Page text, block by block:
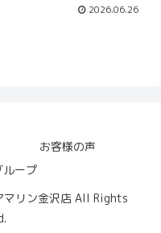
2026.06.26
お客様の声
ループ
リン金沢店 All Rights